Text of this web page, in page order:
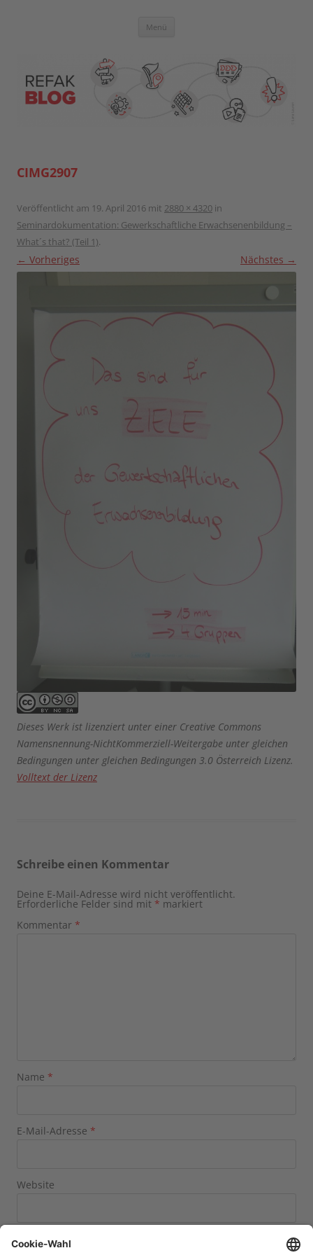
Blog der Referent:innen Akademie
Menü
CIMG2907
Veröffentlicht am 19. April 2016 mit 2880 × 4320 in
Seminardokumentation: Gewerkschaftliche Erwachsenenbildung –
What´s that? (Teil 1).
← Vorheriges Nächstes →
Dieses Werk ist lizenziert unter einer Creative Commons
Namensnennung-NichtKommerziell-Weitergabe unter gleichen
Bedingungen unter gleichen Bedingungen 3.0 Österreich Lizenz.
Volltext der Lizenz
Schreibe einen Kommentar
Deine E-Mail-Adresse wird nicht veröffentlicht.
Erforderliche Felder sind mit * markiert
Kommentar *
Name *
E-Mail-Adresse *
Website
Name, E-Mail-Adresse und Website in diesem Browser